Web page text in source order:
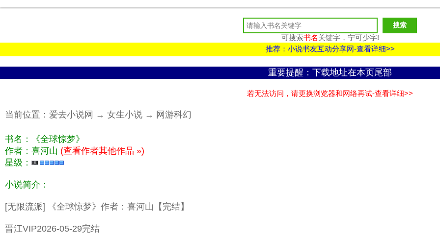
可搜索书名关键字，宁可少字!
推荐：小说书友互动分享网-查看详细>>
重要提醒：下载地址在本页尾部
若无法访问，请更换浏览器和网络再试-查看详细>>
当前位置： 爱去小说网 → 女生小说 → 网游科幻
书名：《全球惊梦》
作者：喜河山 (查看作者其他作品 »)
星级：
小说简介：
[无限流派] 《全球惊梦》作者：喜河山【完结】
晋江VIP2026-05-29完结